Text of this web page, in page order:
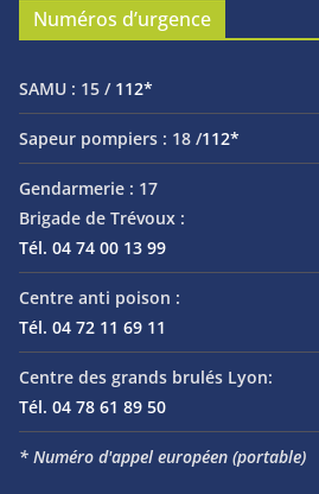
Numéros d’urgence
SAMU : 15 / 112*
Sapeur pompiers : 18 /112*
Gendarmerie : 17
Brigade de Trévoux :
Tél. 04 74 00 13 99
Centre anti poison :
Tél. 04 72 11 69 11
Centre des grands brulés Lyon:
Tél. 04 78 61 89 50
* Numéro d'appel européen (portable)